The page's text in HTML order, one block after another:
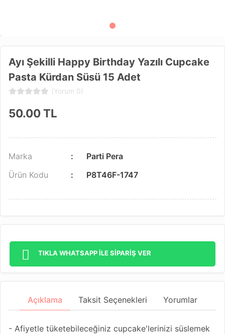
Ayı Şekilli Happy Birthday Yazılı Cupcake
Pasta Kürdan Süsü 15 Adet
(Yorum 0)
50.00TL
Marka
Parti Pera
Ürün Kodu
P8T46F-1747
TIKLA WHATSAPP İLE SİPARİŞ VER
Açıklama Taksit Seçenekleri Yorumlar
- Afiyetle tüketebileceğiniz cupcake'lerinizi süslemek